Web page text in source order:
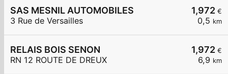
1,972 €
0,5 km
SAS MESNIL AUTOMOBILES
3 Rue de Versailles
1,972 €
6,9 km
RELAIS BOIS SENON
RN 12 ROUTE DE DREUX